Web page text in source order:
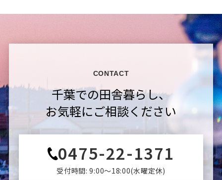
CONTACT
千葉での田舎暮らし、
お気軽にご相談ください
0475-22-1371
受付時間: 9:00〜18:00(⽔曜定休)